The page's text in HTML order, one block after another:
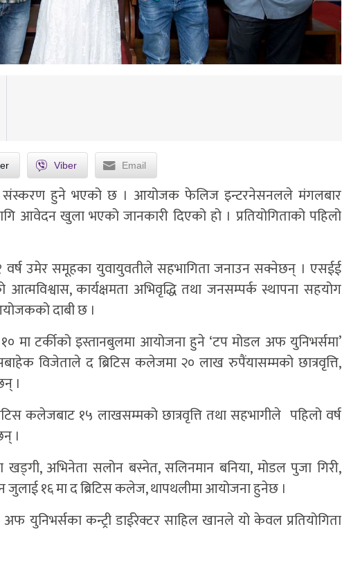
Viber Email
संस्करण हुने भएको छ । आयोजक फेलिज इन्टरनेसनलले मंगलबार
आवेदन खुला भएको जानकारी दिएको हो । प्रतियोगिताको पहिलो
वर्ष उमेर समूहका युवायुवतीले सहभागिता जनाउन सक्नेछन् । एसईई
आत्मविश्वास, कार्यक्षमता अभिवृद्धि तथा जनसम्पर्क स्थापना सहयोग
दाबी छ ।
मा टर्कीको इस्तानबुलमा आयोजना हुने ‘टप मोडल अफ युनिभर्समा’
विजेताले द ब्रिटिस कलेजमा २० लाख रुपैंयासम्मको छात्रवृत्ति,
।
कलेजबाट १५ लाखसम्मको छात्रवृत्ति तथा सहभागीले पहिलो वर्ष
।
खड्गी, अभिनेता सलोन बस्नेत, सलिनमान बनिया, मोडल पुजा गिरी,
जुलाई १६ मा द ब्रिटिस कलेज, थापथलीमा आयोजना हुनेछ ।
युनिभर्सका कन्ट्री डाईरेक्टर साहिल खानले यो केवल प्रतियोगिता